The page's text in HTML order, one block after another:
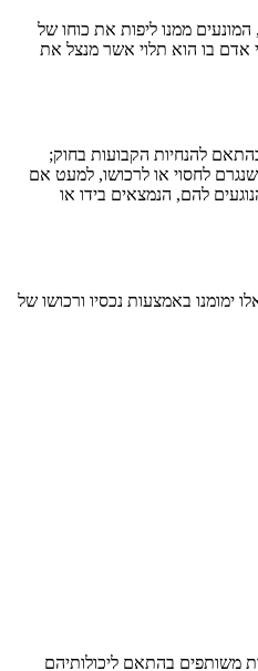
ממנו ליפות את כוחו של
אדם בו הוא תלוי אשר מנצל את
להנחיות הקבועות בחוק;
האסמכתאות הנדרשות, וזאת לא יאוחר מ 30 יום מיום מינויו; אחריות לכל נזק שנגרם לחסוי או לרכושו, למעט אם
להם, הנמצאים בידו או
ימומנו באמצעות נכסיו ורכושו של